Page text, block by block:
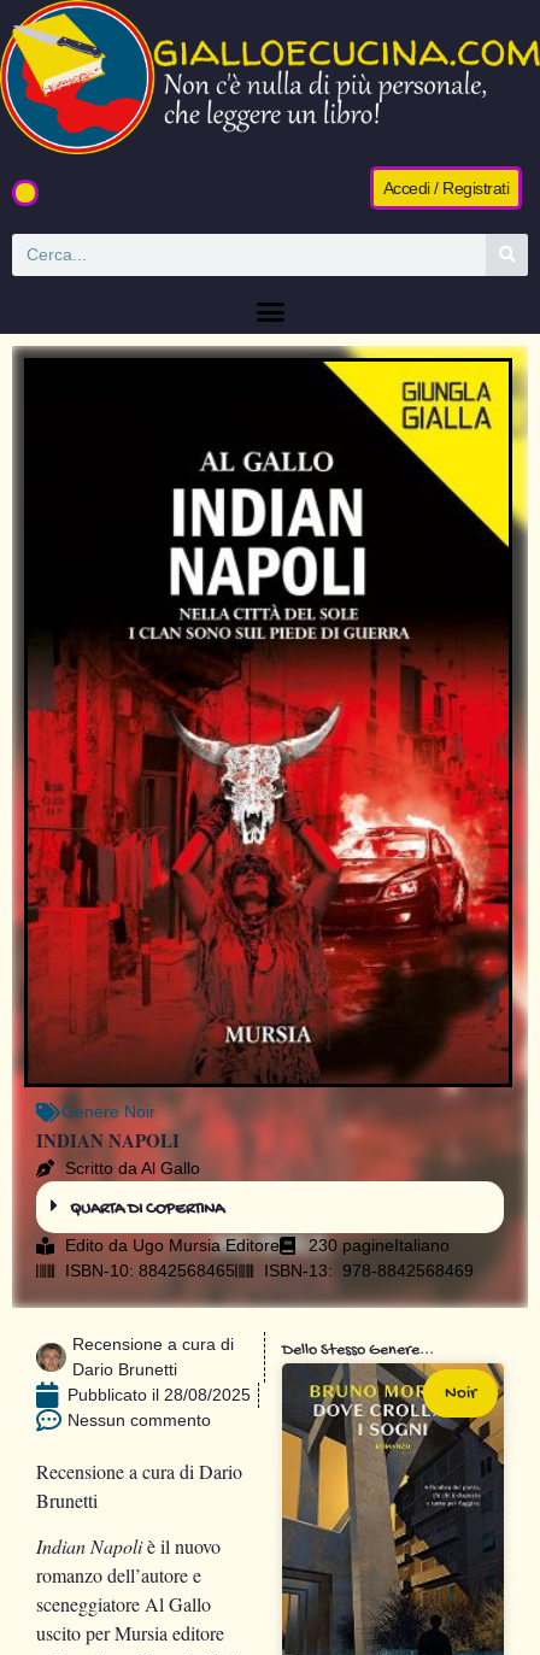
Accedi / Registrati
Genere Noir
INDIAN NAPOLI
Scritto da Al Gallo
QUARTA DI COPERTINA
Edito da Ugo Mursia Editore 230 pagineItaliano
ISBN-10: 8842568465
ISBN-13: ‎ 978-8842568469
Recensione a cura di
Dario Brunetti
Pubblicato il 28/08/2025
Nessun commento
Recensione a cura di Dario
Brunetti
Indian Napoliè il nuovo
romanzo dell’autore e
sceneggiatore Al Gallo
uscito per Mursia editore
Dello Stesso Genere...
Noir